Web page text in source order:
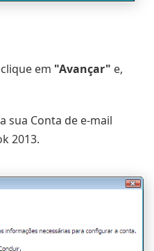
em "Avançar" e,
sua Conta de e-mail
2013.